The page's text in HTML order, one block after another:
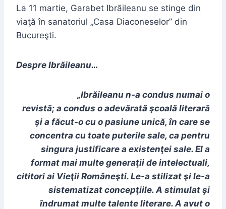
La 11 martie, Garabet Ibrăileanu se stinge din
viaţă în sanatoriul „Casa Diaconeselor” din
Bucureşti.
Despre Ibrăileanu…
„Ibrăileanu n-a condus numai o
revistă; a condus o adevărată şcoală literară
şi a făcut-o cu o pasiune unică, în care se
concentra cu toate puterile sale, ca pentru
singura justificare a existenţei sale. El a
format mai multe generaţii de intelectuali,
cititori ai Vieţii Româneşti. Le-a stilizat şi le-a
sistematizat concepţiile. A stimulat şi
îndrumat multe talente literare. A avut o